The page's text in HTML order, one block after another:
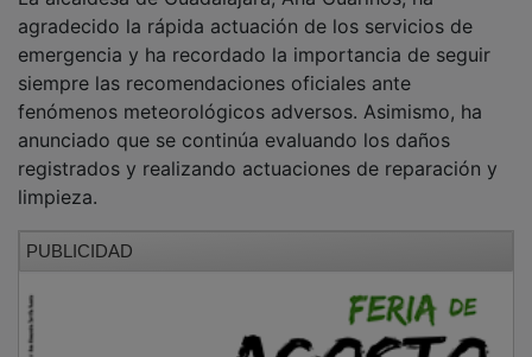
agradecido la rápida actuación de los servicios de
emergencia y ha recordado la importancia de seguir
siempre las recomendaciones oficiales ante
fenómenos meteorológicos adversos. Asimismo, ha
anunciado que se continúa evaluando los daños
registrados y realizando actuaciones de reparación y
limpieza.